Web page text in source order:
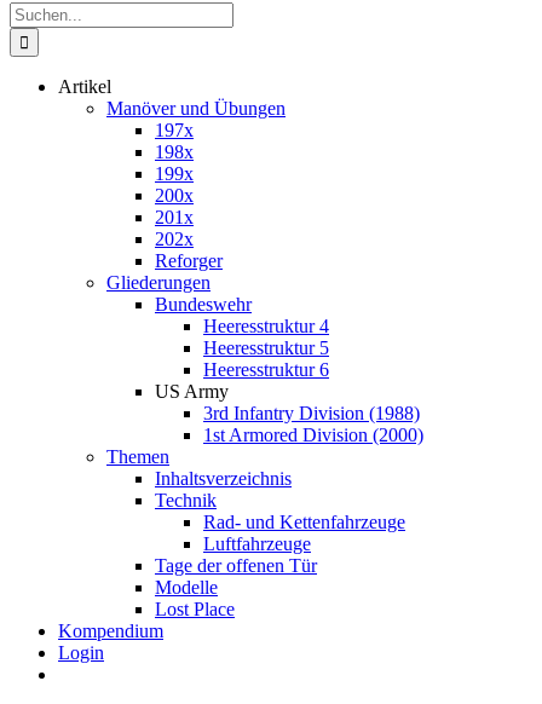
Suche
nach:
Artikel
Manöver und Übungen
197x
198x
199x
200x
201x
202x
Reforger
Gliederungen
Bundeswehr
Heeresstruktur 4
Heeresstruktur 5
Heeresstruktur 6
US Army
3rd Infantry Division (1988)
1st Armored Division (2000)
Themen
Inhaltsverzeichnis
Technik
Rad- und Kettenfahrzeuge
Luftfahrzeuge
Tage der offenen Tür
Modelle
Lost Place
Kompendium
Login